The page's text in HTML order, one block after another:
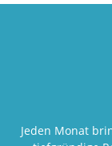
Jeden Monat